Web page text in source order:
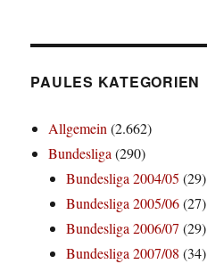
PAULES KATEGORIEN
Allgemein(2.662)
Bundesliga(290)
Bundesliga 2004/05 (29)
Bundesliga 2005/06(27)
Bundesliga 2006/07 (29)
Bundesliga 2007/08 (34)